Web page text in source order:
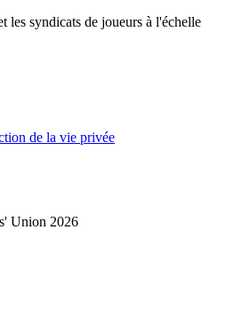
les syndicats de joueurs à l'échelle
de la vie privée
Union 2026